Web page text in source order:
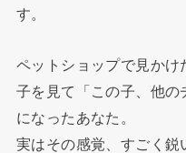
す。
ペットショップで見かけ
子を見て「この子、他
になったあなた。
実はその感覚、すごく鋭